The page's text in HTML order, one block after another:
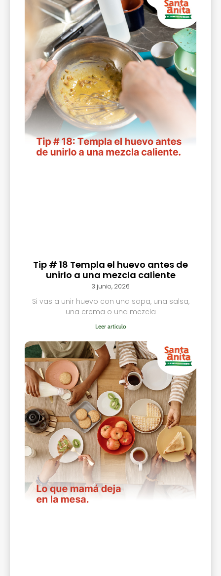
Tip # 18 Templa el huevo antes de
unirlo a una mezcla caliente
3 junio, 2026
Si vas a unir huevo con una sopa, una salsa,
una crema o una mezcla
Leer articulo